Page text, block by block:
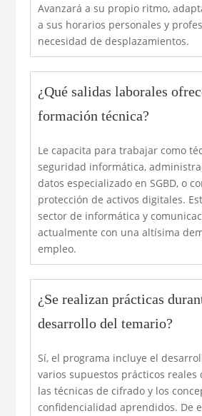
Avanzará a su propio ritmo,
a sus horarios personales y
necesidad de desplazamientos.
¿Qué salidas laborales
formación técnica?
Le capacita para trabajar como
seguridad informática,
datos especializado en SGBD, o
protección de activos digitales.
sector de informática y
actualmente con una altísima
empleo.
¿Se realizan prácticas
desarrollo del temario?
Sí, el programa incluye el
varios supuestos prácticos reales
las técnicas de cifrado y los
confidencialidad aprendidos. De